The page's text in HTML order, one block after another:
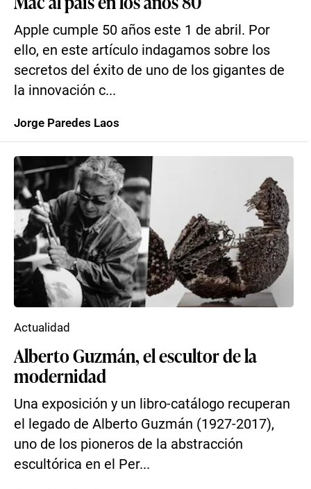
Apple cumple 50 años este 1 de abril. Por
ello, en este artículo indagamos sobre los
secretos del éxito de uno de los gigantes de
la innovación c...
Jorge Paredes Laos
Alberto Guzmán, el escultor de la
modernidad
Una exposición y un libro-catálogo recuperan
el legado de Alberto Guzmán (1927-2017),
uno de los pioneros de la abstracción
escultórica en el Per...
Actualidad